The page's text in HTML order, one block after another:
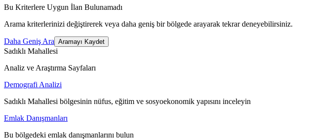
Bu Kriterlere Uygun İlan Bulunamadı
Arama kriterlerinizi değiştirerek veya daha geniş bir bölgede arayarak tekrar deneyebilirsiniz.
Daha Geniş Ara Aramayı Kaydet
Sadıklı Mahallesi
Analiz ve Araştırma Sayfaları
Demografi Analizi
Sadıklı Mahallesi bölgesinin nüfus, eğitim ve sosyoekonomik yapısını inceleyin
Emlak Danışmanları
Bu bölgedeki emlak danışmanlarını bulun